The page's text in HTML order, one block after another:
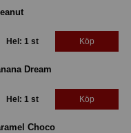
Hel: 1 st Köp
Dream
Hel: 1 st Köp
Choco